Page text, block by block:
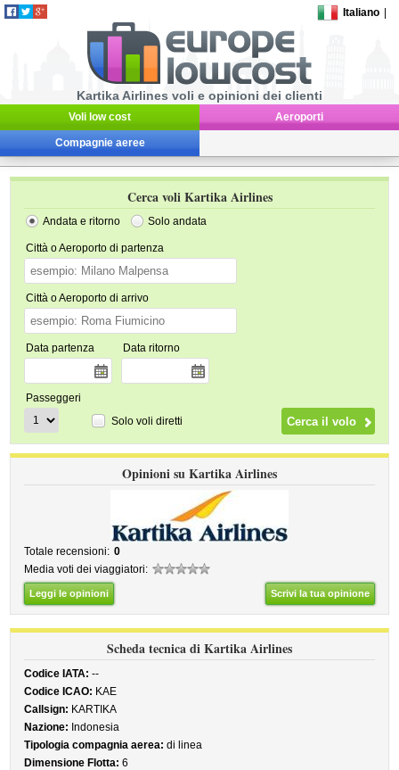
Italiano
Kartika Airlines voli e opinioni dei clienti
Voli low cost Aeroporti
Compagnie aeree
Cerca voli Kartika Airlines
Andata e ritorno Solo andata
Città o Aeroporto di partenza
Città o Aeroporto di arrivo
Data partenza Data ritorno
Passeggeri
Solo voli diretti
Opinioni su Kartika Airlines
Totale recensioni: 0
Media voti dei viaggiatori:
Leggi le opinioni Scrivi la tua opinione
Scheda tecnica di Kartika Airlines
Codice IATA: --
Codice ICAO: KAE
Callsign: KARTIKA
Nazione: Indonesia
Tipologia compagnia aerea: di linea
Dimensione Flotta: 6